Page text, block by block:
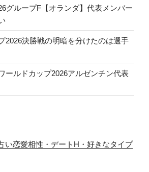
グループF【オランダ】代表メンバー
2026決勝戦の明暗を分けたのは選手
ールドカップ2026アルゼンチン代表
い恋愛相性・デートH・好きなタイプ